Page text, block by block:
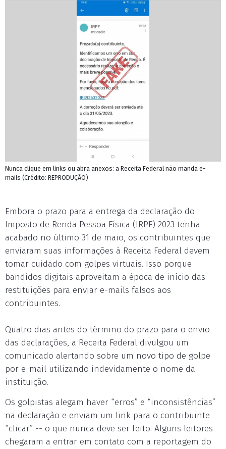
Nunca clique em links ou abra anexos: a Receita Federal não manda e-
mails (Crédito: REPRODUÇÃO)
Embora o prazo para a entrega da declaração do
Imposto de Renda Pessoa Física (IRPF) 2023 tenha
acabado no último 31 de maio, os contribuintes que
enviaram suas informações à Receita Federal devem
tomar cuidado com golpes virtuais. Isso porque
bandidos digitais aproveitam a época de início das
restituições para enviar e-mails falsos aos
contribuintes.
Quatro dias antes do término do prazo para o envio
das declarações, a Receita Federal divulgou um
comunicado alertando sobre um novo tipo de golpe
por e-mail utilizando indevidamente o nome da
instituição.
Os golpistas alegam haver “erros” e “inconsistências”
na declaração e enviam um link para o contribuinte
“clicar” -- o que nunca deve ser feito. Alguns leitores
chegaram a entrar em contato com a reportagem do